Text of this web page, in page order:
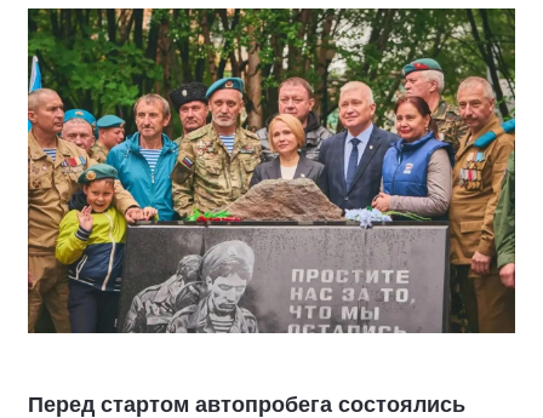
Перед стартом автопробега состоялись